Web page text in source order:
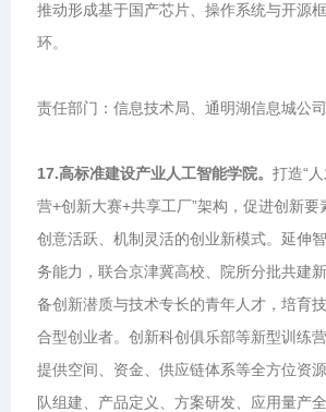
推动形成基于国产芯片、操作系统与开源
环。
责任部门：信息技术局、通明湖信息城公司
17.高标准建设产业人工智能学院。 打造“
营+创新大赛+共享工厂”架构，促进创新要
创意活跃、机制灵活的创业新模式。延伸
务能力，联合京津冀高校、院所分批共建
备创新潜质与技术专长的青年人才，培育
合型创业者。创新科创俱乐部等新型训练
提供空间、资金、供应链体系等全方位资
队组建、产品定义、方案研发、应用量产